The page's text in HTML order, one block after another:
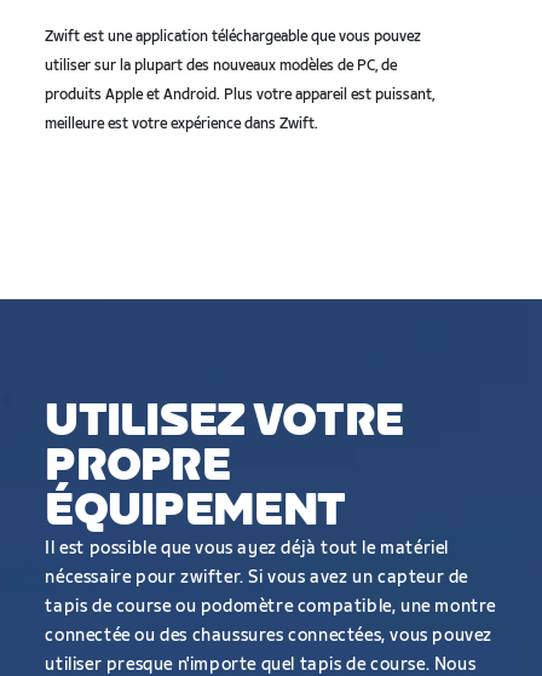
Zwift est une application téléchargeable que vous pouvez
utiliser sur la plupart des nouveaux modèles de PC, de
produits Apple et Android. Plus votre appareil est puissant,
meilleure est votre expérience dans Zwift.
UTILISEZ VOTRE
PROPRE
ÉQUIPEMENT
Il est possible que vous ayez déjà tout le matériel
nécessaire pour zwifter. Si vous avez un capteur de
tapis de course ou podomètre compatible, une montre
connectée ou des chaussures connectées, vous pouvez
utiliser presque n'importe quel tapis de course. Nous